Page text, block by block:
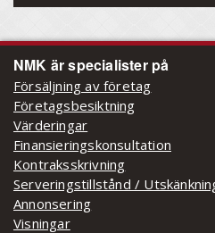
NMK är specialister på
Försäljning av företag
Företagsbesiktning
Värderingar
Finansieringskonsultation
Kontraksskrivning
Serveringstillstånd /
Annonsering
Visningar